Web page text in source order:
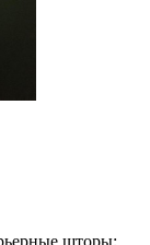
шторы: